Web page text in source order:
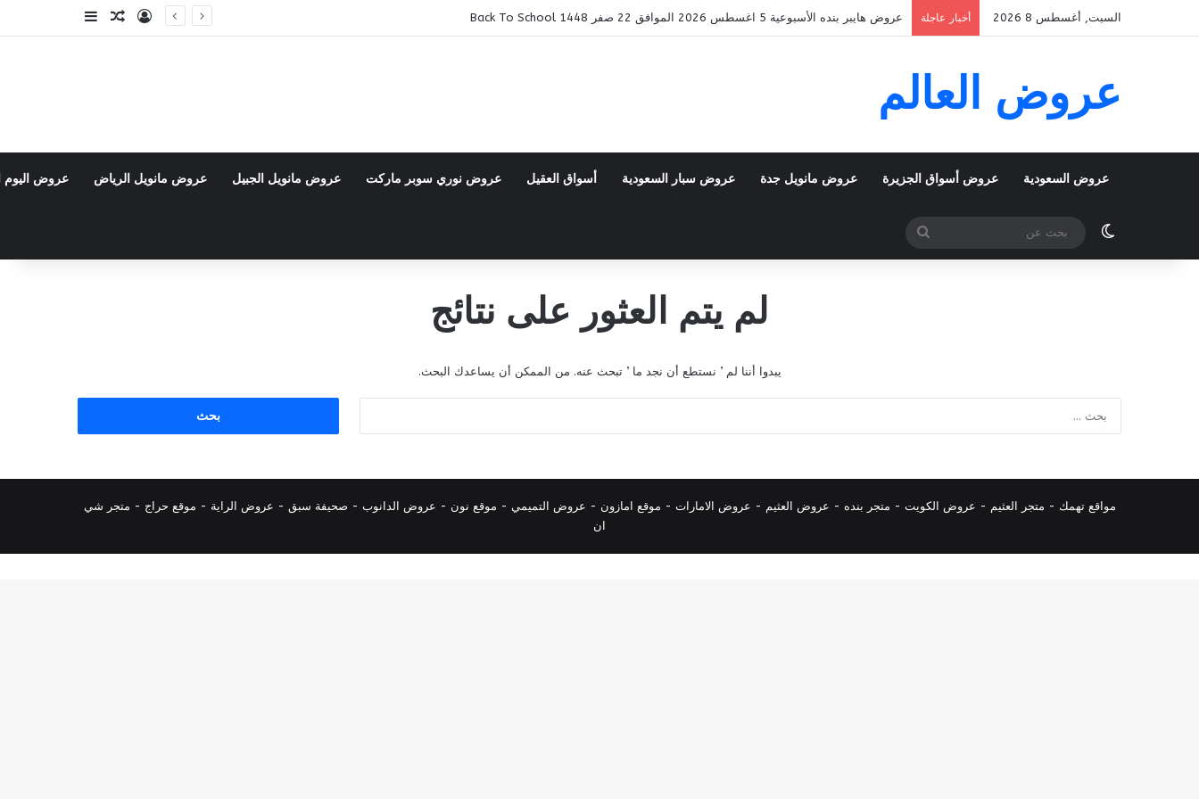
السبت, أغسطس 8 2026 أخبار عاجلة عروض هايبر بنده الأسبوعية 5 اغسطس 2026 الموافق 22 صفر 1448 Back To School تسجيل الدخول
مقال عشوائي
إضافة عمود
عروض العالم
عروض السعودية عروض أسواق الجزيرة عروض مانويل جدة عروض سبار السعودية أسواق العقيل عروض نوري سوبر ماركت عروض مانويل الجبيل عروض مانويل الرياض عروض اليوم
الوضع المظلم
بحث
عن
لم يتم العثور على نتائج
يبدوا أننا لم ’ نستطع أن نجد ما ’ تبحث عنه. من الممكن أن يساعدك البحث.
مواقع تهمك - متجر العثيم - عروض الكويت - متجر بنده - عروض العثيم - عروض الامارات - موقع امازون - عروض التميمي - موقع نون - عروض الدانوب - صحيفة سبق - عروض الراية - موقع حراج - متجر شي
ان